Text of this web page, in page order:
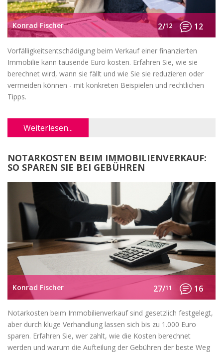
Konrad Fischer 2/12 12
Vorfälligkeitsentschädigung beim Verkauf einer finanzierten
Immobilie kann tausende Euro kosten. Erfahren Sie, wie sie
berechnet wird, wann sie fällt und wie Sie sie reduzieren oder
vermeiden können - mit konkreten Beispielen und rechtlichen
Tipps.
Weiterlesen...
NOTARKOSTEN BEIM IMMOBILIENVERKAUF:
SO SPAREN SIE BEI GEBÜHREN
Konrad Fischer 27/11 16
Notarkosten beim Immobilienverkauf sind gesetzlich festgelegt,
aber durch kluge Verhandlung lassen sich bis zu 1.000 Euro
sparen. Erfahren Sie, wer zahlt, wie die Kosten berechnet
werden und warum die Aufteilung der Gebühren der beste Weg